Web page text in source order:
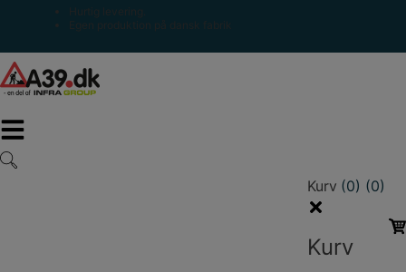
Hurtig levering.
Egen produktion på dansk fabrik
Kurv (0) (0)
Kurv